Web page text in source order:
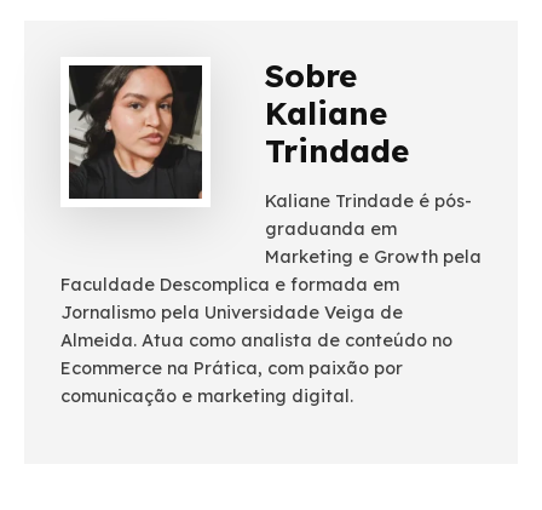
Sobre
Kaliane
Trindade
Kaliane Trindade é pós-
graduanda em
Marketing e Growth pela
Faculdade Descomplica e formada em
Jornalismo pela Universidade Veiga de
Almeida. Atua como analista de conteúdo no
Ecommerce na Prática, com paixão por
comunicação e marketing digital.